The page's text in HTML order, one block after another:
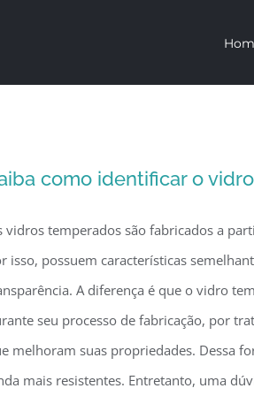
como identificar o
vidros temperados são fabricados a
isso, possuem características
A diferença é que o vidro
seu processo de fabricação, por
melhoram suas propriedades. Dessa
mais resistentes. Entretanto, uma